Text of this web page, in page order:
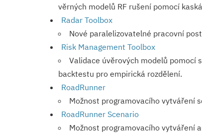
věrných modelů RF rušení pomocí
Radar Toolbox
Nové paralelizovatelné pracovní
Risk Management Toolbox
Validace úvěrových modelů pomocí
backtestu pro empirická rozdělení.
RoadRunner
Možnost programovacího vytváření
RoadRunner Scenario
Možnost programovacího vytváření